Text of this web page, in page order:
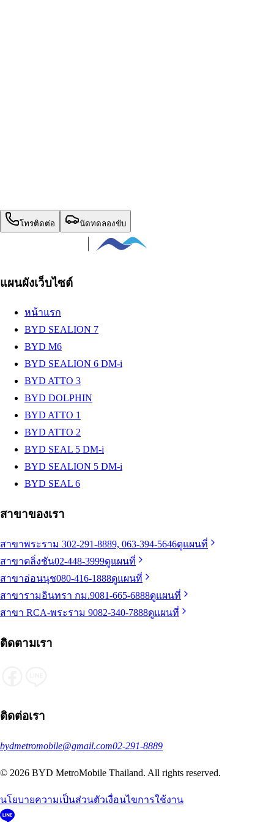
โทรติดต่อ นัดทดลองขับ
แผนผังเว็บไซต์
หน้าแรก
BYD SEALION 7
BYD M6
BYD SEALION 6 DM-i
BYD ATTO 3
BYD DOLPHIN
BYD ATTO 1
BYD ATTO 2
BYD SEAL 5 DM-i
BYD SEALION 5 DM-i
BYD SEAL 6
สาขาของเรา
สาขาพระราม 302-291-8889, 063-394-5646ดูแผนที่
สาขาตลิ่งชัน02-448-3999ดูแผนที่
สาขาอ่อนนุช080-416-1888ดูแผนที่
สาขารามอินทรา กม.9081-665-6888ดูแผนที่
สาขา RCA-พระราม 9082-340-7888ดูแผนที่
ติดตามเรา
ติดต่อเรา
bydmetromobile@gmail.com02-291-8889
© 2026 BYD MetroMobile Thailand. All rights reserved.
นโยบายความเป็นส่วนตัวเงื่อนไขการใช้งาน